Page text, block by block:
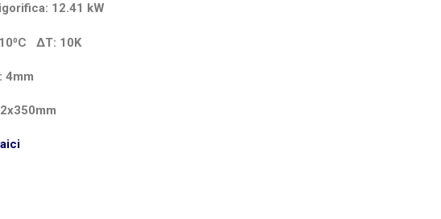
12.41 kW
ΔT: 10K
4mm
aici